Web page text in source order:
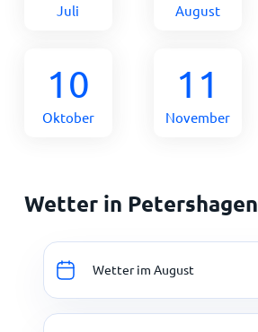
Juli August
10
Oktober
11
November
Wetter in Petershagen
Wetter im August